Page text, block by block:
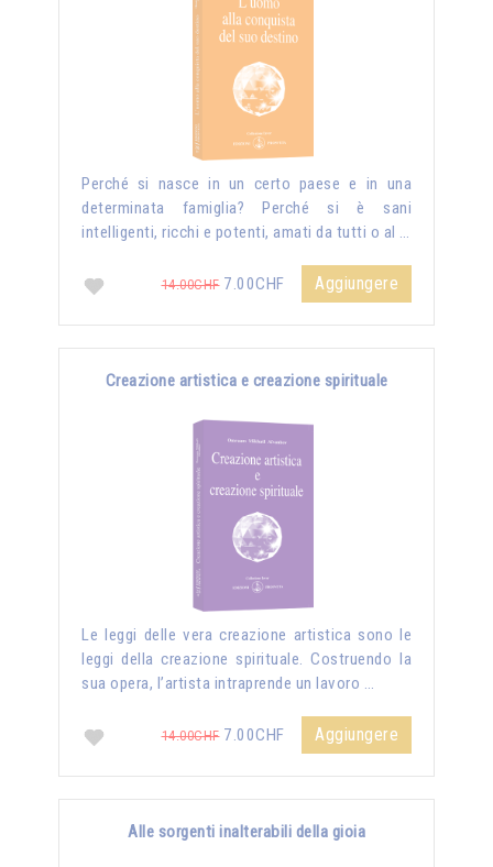
Perché si nasce in un certo paese e in una
determinata famiglia? Perché si è sani
intelligenti, ricchi e potenti, amati da tutti o al …
14.00CHF7.00CHF Aggiungere
Creazione artistica e creazione spirituale
Le leggi delle vera creazione artistica sono le
leggi della creazione spirituale. Costruendo la
sua opera, l’artista intraprende un lavoro …
14.00CHF7.00CHF Aggiungere
Alle sorgenti inalterabili della gioia